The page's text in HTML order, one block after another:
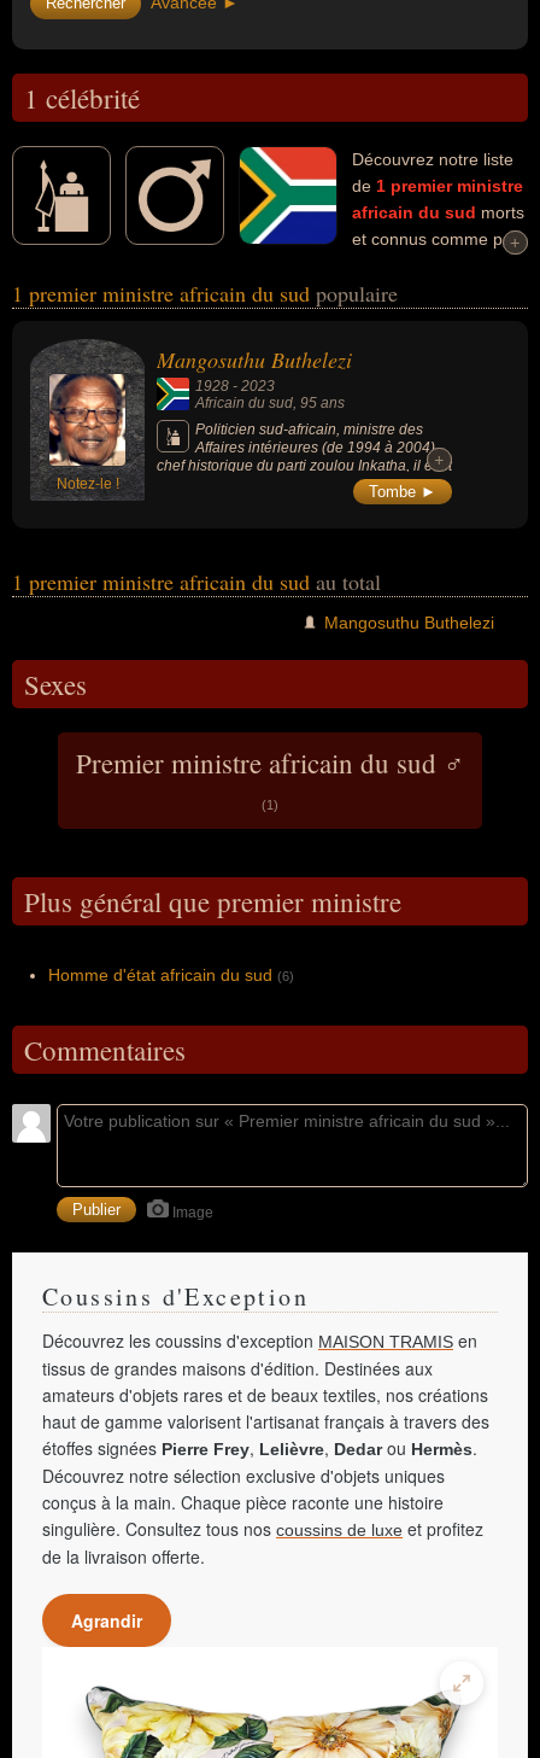
1 célébrité
Découvrez notre liste
de 1 premier ministre
africain du sud morts
et connus comme par
masculin) peuvent avoir des liens variés dans les domaines de la
d'état, ministre ou ministre de l'intérieur.
+
+
1 premier ministre africain du sud populaire
Notez-le !
Mangosuthu Buthelezi
1928 - 2023
Africain du sud, 95 ans
Politicien sud-africain, ministre des
Affaires intérieures (de 1994 à 2004),
chef historique du parti zoulou Inkatha, il était
à l’origine des violences les plus marquantes
en Afrique du Sud avant les premières
+
+
Tombe ►
1 premier ministre africain du sud au total
Mangosuthu Buthelezi
Sexes
Premier ministre africain du sud ♂
(1)
Plus général que premier ministre
Homme d'état africain du sud (6)
Commentaires
Image
Coussins d'Exception
Découvrez les coussins d'exception MAISON TRAMIS en
tissus de grandes maisons d'édition. Destinées aux
amateurs d'objets rares et de beaux textiles, nos créations
haut de gamme valorisent l'artisanat français à travers des
étoffes signées Pierre Frey, Lelièvre, Dedarou Hermès.
Découvrez notre sélection exclusive d'objets uniques
conçus à la main. Chaque pièce raconte une histoire
singulière. Consultez tous nos coussins de luxe et profitez
de la livraison offerte.
Agrandir